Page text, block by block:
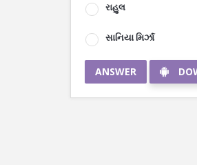
રાહુલ
સાનિયા મિર્ઝા
ANSWER